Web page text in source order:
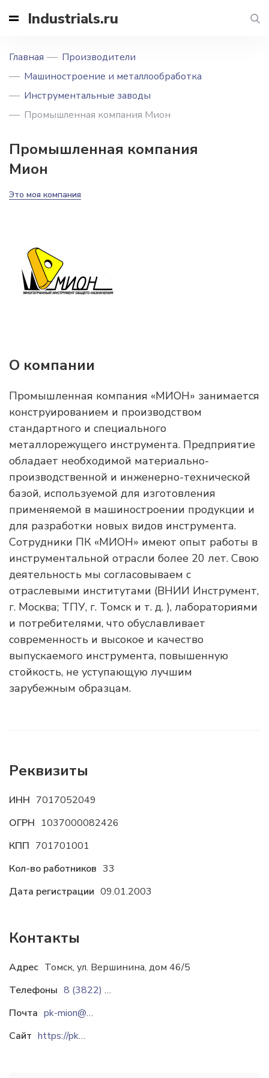
Industrials.ru
Главная
Производители
Машиностроение и металлообработка
Инструментальные заводы
Промышленная компания Мион
Промышленная компания
Мион
Это моя компания
О компании
Промышленная компания «МИОН» занимается
конструированием и производством
стандартного и специального
металлорежущего инструмента. Предприятие
обладает необходимой материально-
производственной и инженерно-технической
базой, используемой для изготовления
применяемой в машиностроении продукции и
для разработки новых видов инструмента.
Сотрудники ПК «МИОН» имеют опыт работы в
инструментальной отрасли более 20 лет. Свою
деятельность мы согласовываем с
отраслевыми институтами (ВНИИ Инструмент,
г. Москва; ТПУ, г. Томск и т. д. ), лабораториями
и потребителями, что обуславливает
современность и высокое и качество
выпускаемого инструмента, повышенную
стойкость, не уступающую лучшим
зарубежным образцам.
Реквизиты
ИНН 7017052049
ОГРН 1037000082426
КПП 701701001
Кол-во работников 33
Дата регистрации 09.01.2003
Контакты
Адрес Томск, ул. Вершинина, дом 46/5
Телефоны
8 (3822) 996-502
Почта
pk-mion@mail.ru
Сайт
https://pkmion.ru